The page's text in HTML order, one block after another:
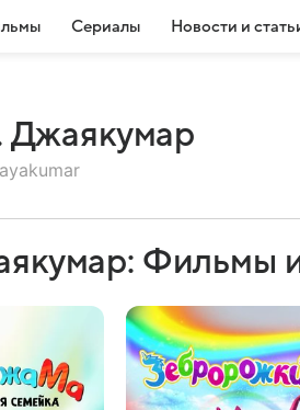
Сериалы Новости и
Джаякумар
Фильмы